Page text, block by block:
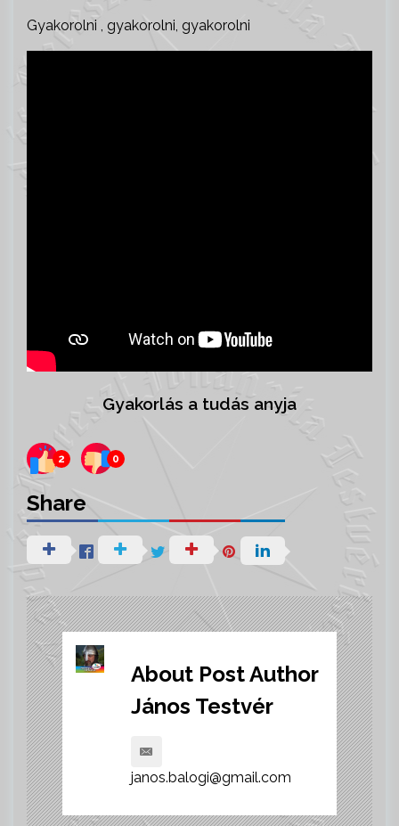
Gyakorolni , gyakorolni, gyakorolni
Gyakorlás a tudás anyja
2 0
Share
About Post Author
János Testvér
janos.balogi@gmail.com